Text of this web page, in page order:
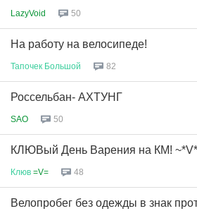
LazyVoid 50
На работу на велосипеде!
Тапочек Большой 82
Россельбан- АХТУНГ
SAO 50
КЛЮВый День Варения на КМ!
Клюв =V= 48
Велопробег без одежды в знак